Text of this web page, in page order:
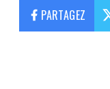
PARTAGEZ